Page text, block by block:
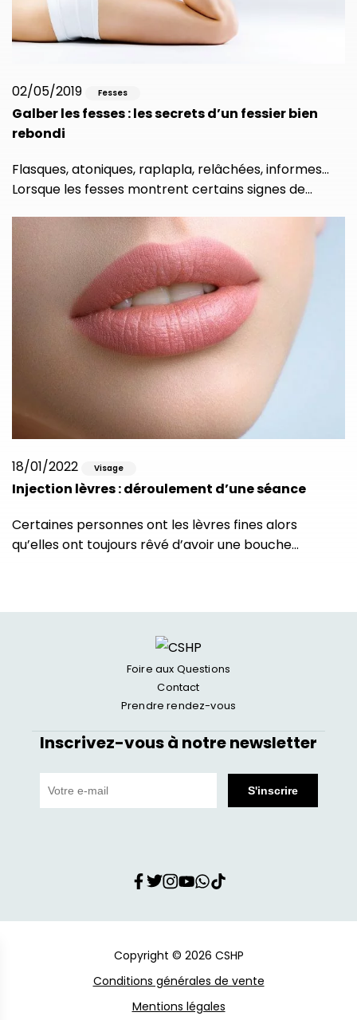
02/05/2019 Fesses
Galber les fesses : les secrets d’un fessier bien
rebondi
Flasques, atoniques, raplapla, relâchées, informes…
Lorsque les fesses montrent certains signes de…
18/01/2022 Visage
Injection lèvres : déroulement d’une séance
Certaines personnes ont les lèvres fines alors
qu’elles ont toujours rêvé d’avoir une bouche…
Foire aux Questions
Contact
Prendre rendez-vous
Inscrivez-vous à notre newsletter
Copyright © 2026 CSHP
Conditions générales de vente
Mentions légales